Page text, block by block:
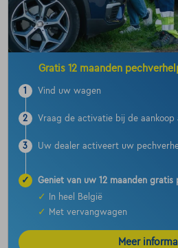
Gratis 12 maanden
1 Vind uw wagen
2 Vraag de activatie bij de aankoop
3 Uw dealer activeert uw
✓
Geniet van uw 12 maanden gratis
✓
In heel België
✓
Met vervangwagen
Meer